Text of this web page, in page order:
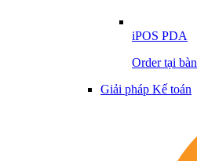
iPOS PDA
Order tại bàn
Giải pháp Kế toán